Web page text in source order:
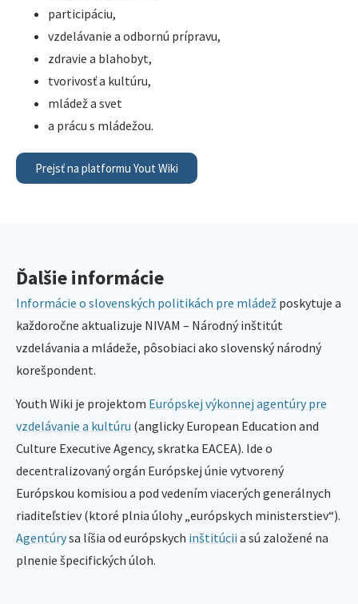
participáciu,
vzdelávanie a odbornú prípravu,
zdravie a blahobyt,
tvorivosť a kultúru,
mládež a svet
a prácu s mládežou.
Prejsť na platformu Yout Wiki
Ďalšie informácie
Informácie o slovenských politikách pre mládež poskytuje a
každoročne aktualizuje NIVAM – Národný inštitút
vzdelávania a mládeže, pôsobiaci ako slovenský národný
korešpondent.
Youth Wiki je projektom Európskej výkonnej agentúry pre
vzdelávanie a kultúru (anglicky European Education and
Culture Executive Agency, skratka EACEA). Ide o
decentralizovaný orgán Európskej únie vytvorený
Európskou komisiou a pod vedením viacerých generálnych
riaditeľstiev (ktoré plnia úlohy „európskych ministerstiev“).
Agentúrysa líšia od európskych inštitúcii a sú založené na
plnenie špecifických úloh.